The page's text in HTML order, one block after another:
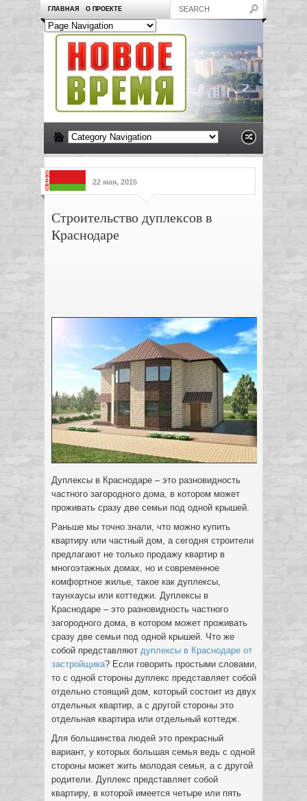
ГЛАВНАЯ О ПРОЕКТЕ
22 мая, 2015
Строительство дуплексов в
Краснодаре
Дуплексы в Краснодаре – это разновидность
частного загородного дома, в котором может
проживать сразу две семьи под одной крышей.
Раньше мы точно знали, что можно купить
квартиру или частный дом, а сегодня строители
предлагают не только продажу квартир в
многоэтажных домах, но и современное
комфортное жилье, такое как дуплексы,
таунхаусы или коттеджи. Дуплексы в
Краснодаре – это разновидность частного
загородного дома, в котором может проживать
сразу две семьи под одной крышей. Что же
собой представляют дуплексы в Краснодаре от
застройщика? Если говорить простыми словами,
то с одной стороны дуплекс представляет собой
отдельно стоящий дом, который состоит из двух
отдельных квартир, а с другой стороны это
отдельная квартира или отдельный коттедж.
Для большинства людей это прекрасный
вариант, у которых большая семья ведь с одной
стороны может жить молодая семья, а с другой
родители. Дуплекс представляет собой
квартиру, в которой имеется четыре или пять